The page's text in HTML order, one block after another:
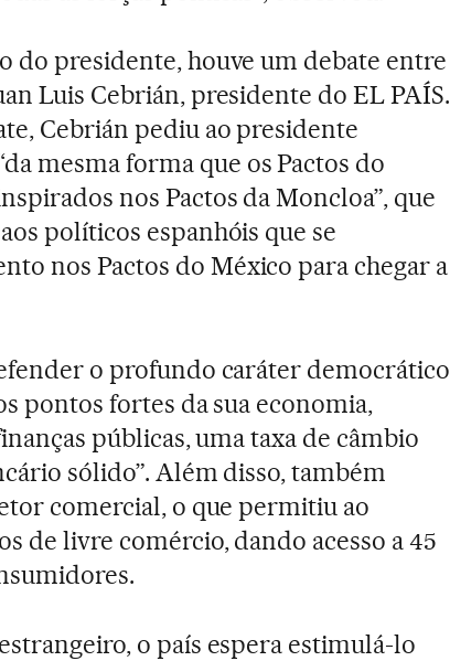
do presidente, houve um debate entre
Luis Cebrián, presidente do EL PAÍS.
Cebrián pediu ao presidente
mesma forma que os Pactos do
nos Pactos da Moncloa”, que
políticos espanhóis que se
nos Pactos do México para chegar a
o profundo caráter democrático
pontos fortes da sua economia,
públicas, uma taxa de câmbio
sólido”. Além disso, também
comercial, o que permitiu ao
de livre comércio, dando acesso a 45
o país espera estimulá-lo